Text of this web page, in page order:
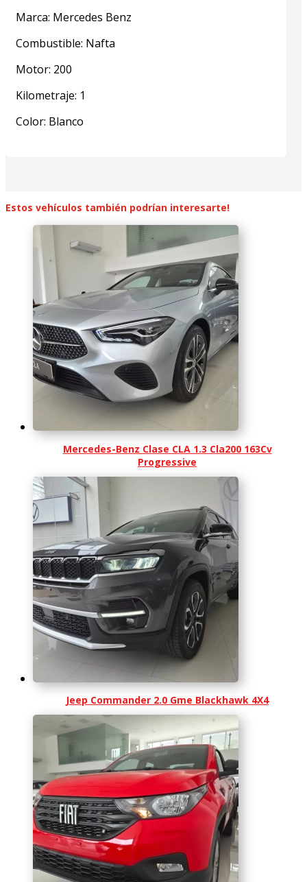
Marca: Mercedes Benz
Combustible: Nafta
Motor: 200
Kilometraje: 1
Color: Blanco
Estos vehículos también podrían interesarte!
Mercedes-Benz Clase CLA 1.3 Cla200 163Cv
Progressive
Jeep Commander 2.0 Gme Blackhawk 4X4